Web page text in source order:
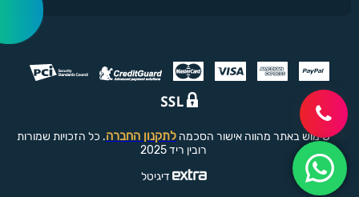
שימוש באתר מהווה אישור הסכמה לתקנון החברה. כל הזכויות שמורות
רובין ריד 2025
דיגיטל